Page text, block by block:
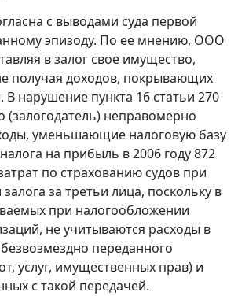
с выводами суда первой
эпизоду. По ее мнению, ООО
в залог свое имущество,
получая доходов, покрывающих
В нарушение пункта 16 статьи 270
неправомерно
уменьшающие налоговую базу
на прибыль в 2006 году 872
по страхованию судов при
за третьи лица, поскольку в
при налогообложении
не учитываются расходы в
переданного
услуг, имущественных прав) и
с такой передачей.